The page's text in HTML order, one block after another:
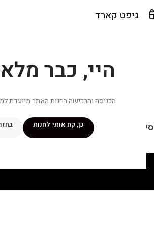
היי, כבר מלאו
הכניסה והרכישה בחנות האתר מיועדת למי שמלאו
כן, קח אותי לחנות
גיפט קארד
שלי מתכוניםמנוי ״אליטה פלוס״